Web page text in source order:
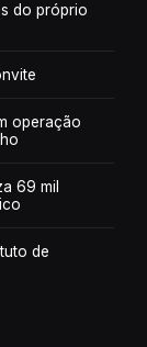
do próprio
operação
69 mil
de